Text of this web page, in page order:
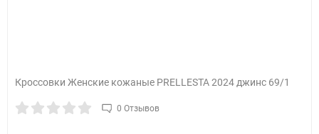
Кроссовки Женские кожаные PRELLESTA 2024 джинс 69/1
0 Отзывов